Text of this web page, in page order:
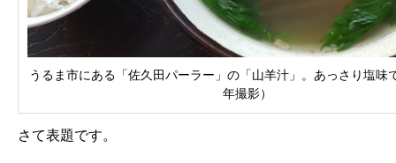
うるま市にある「佐久田パーラー」の「山羊汁」。あっさり塩味
年撮影）
さて表題です。